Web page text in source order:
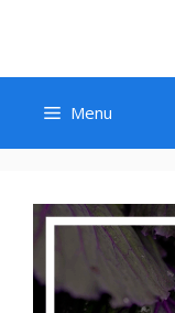
content
Menu